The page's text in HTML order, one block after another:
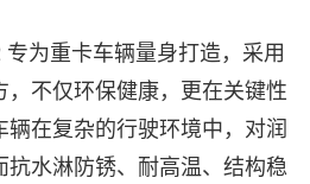
为重卡车辆量身打造，采用
不仅环保健康，更在关键性
在复杂的行驶环境中，对润
水淋防锈、耐高温、结构稳